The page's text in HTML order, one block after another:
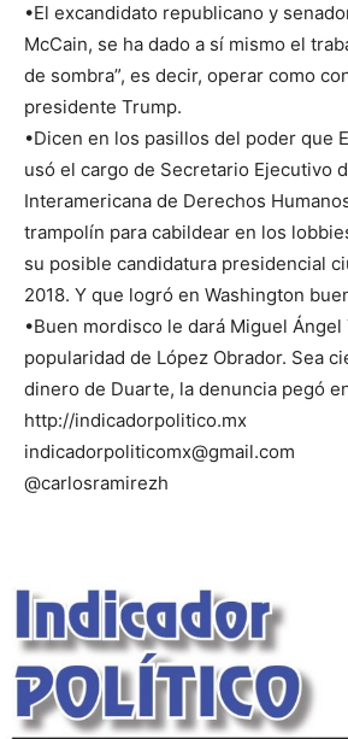
•El excandidato republicano y
McCain, se ha dado a sí mismo el
de sombra”, es decir, operar como
presidente Trump.
•Dicen en los pasillos del poder que
usó el cargo de Secretario Ejecutivo
Interamericana de Derechos
trampolín para cabildear en los
su posible candidatura presidencial
2018. Y que logró en Washington
•Buen mordisco le dará Miguel Ángel
popularidad de López Obrador. Sea
dinero de Duarte, la denuncia pegó
http://indicadorpolitico.mx
indicadorpoliticomx@gmail.com
@carlosramirezh